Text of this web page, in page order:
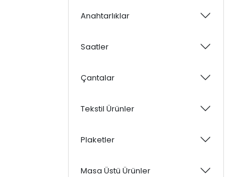
Anahtarlıklar
Saatler
Çantalar
Tekstil Ürünler
Plaketler
Masa Üstü Ürünler